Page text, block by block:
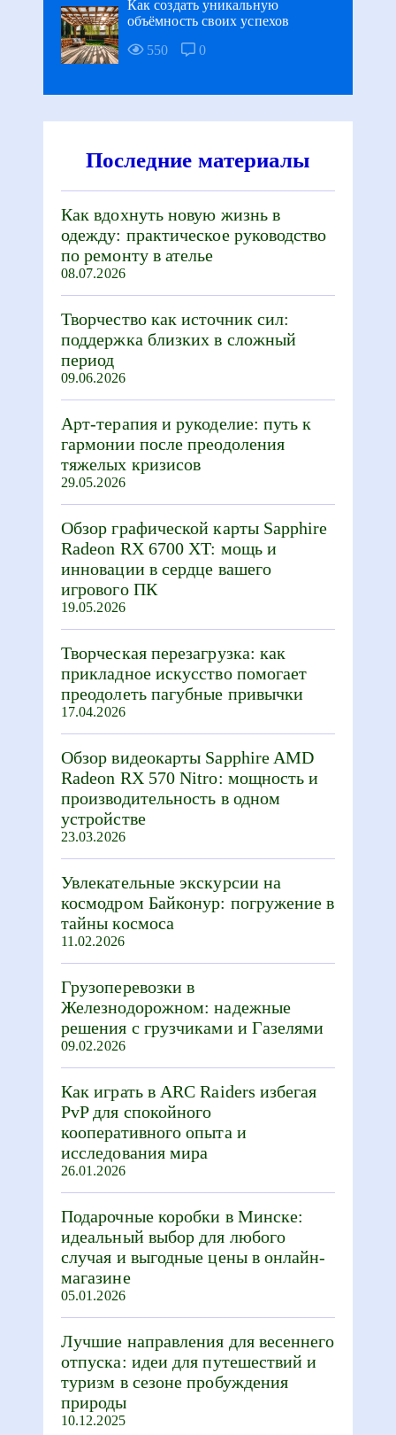
Как создать уникальную
объёмность своих успехов
550
0
Последние материалы
Как вдохнуть новую жизнь в
одежду: практическое руководство
по ремонту в ателье
08.07.2026
Творчество как источник сил:
поддержка близких в сложный
период
09.06.2026
Арт-терапия и рукоделие: путь к
гармонии после преодоления
тяжелых кризисов
29.05.2026
Обзор графической карты Sapphire
Radeon RX 6700 XT: мощь и
инновации в сердце вашего
игрового ПК
19.05.2026
Творческая перезагрузка: как
прикладное искусство помогает
преодолеть пагубные привычки
17.04.2026
Обзор видеокарты Sapphire AMD
Radeon RX 570 Nitro: мощность и
производительность в одном
устройстве
23.03.2026
Увлекательные экскурсии на
космодром Байконур: погружение в
тайны космоса
11.02.2026
Грузоперевозки в
Железнодорожном: надежные
решения с грузчиками и Газелями
09.02.2026
Как играть в ARC Raiders избегая
PvP для спокойного
кооперативного опыта и
исследования мира
26.01.2026
Подарочные коробки в Минске:
идеальный выбор для любого
случая и выгодные цены в онлайн-
магазине
05.01.2026
Лучшие направления для весеннего
отпуска: идеи для путешествий и
туризм в сезоне пробуждения
природы
10.12.2025